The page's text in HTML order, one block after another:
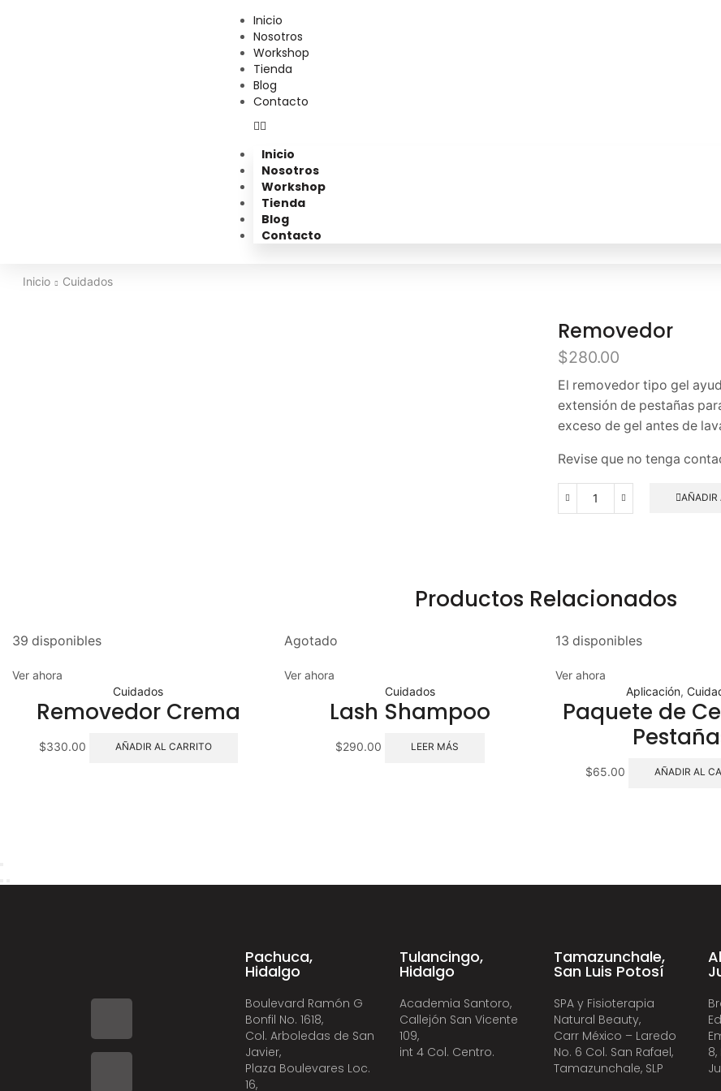
Inicio
Nosotros
Workshop
Tienda
Blog
Contacto
Inicio
Nosotros
Workshop
Tienda
Blog
Contacto
Inicio Cuidados
Removedor
$280.00
El removedor tipo gel
extensión de pestañas
exceso de gel antes de
Revise que no tenga
AÑADIR
Productos Relacionados
39 disponibles
Ver ahora
Cuidados
Removedor Crema
$330.00 AÑADIR AL CARRITO
Agotado
Ver ahora
Cuidados
Lash Shampoo
$290.00 LEER MÁS
13 disponibles
Ver ahora
Aplicación,
Paquete de
$65.00 AÑADIR AL
Pachuca,
Hidalgo
Boulevard Ramón G
Bonfil No. 1618,
Col. Arboledas de San
Javier,
Plaza Boulevares Loc.
16,
Tulancingo,
Hidalgo
Academia Santoro,
Callejón San Vicente
109,
int 4 Col. Centro.
Tamazunchale,
San Luis Potosí
SPA y Fisioterapia
Natural Beauty,
Carr México – Laredo
No. 6 Col. San Rafael,
Tamazunchale, SLP